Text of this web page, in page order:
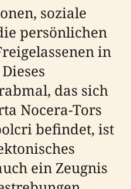
soziale
persönlichen
in
das sich
Nocera-Tors
befindet, ist
ein Zeugnis